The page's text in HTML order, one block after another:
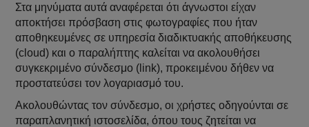
Στα μηνύματα αυτά αναφέρεται ότι άγνωστοι είχαν
αποκτήσει πρόσβαση στις φωτογραφίες που ήταν
αποθηκευμένες σε υπηρεσία διαδικτυακής αποθήκευσης
(cloud) και ο παραλήπτης καλείται να ακολουθήσει
συγκεκριμένο σύνδεσμο (link), προκειμένου δήθεν να
προστατεύσει τον λογαριασμό του.
Ακολουθώντας τον σύνδεσμο, οι χρήστες οδηγούνται σε
παραπλανητική ιστοσελίδα, όπου τους ζητείται να